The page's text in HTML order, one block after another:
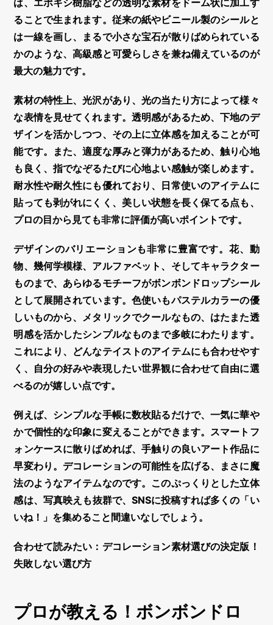
は、エポキシ樹脂などの透明な素材をドーム状に加工す
ることで生まれます。従来の紙やビニール製のシールと
は一線を画し、まるで小さな宝石が散りばめられている
かのような、高級感と可愛らしさを兼ね備えているのが
最大の魅力です。
素材の特性上、光沢があり、光の当たり方によって様々
な表情を見せてくれます。透明感があるため、下地のデ
ザインを活かしつつ、その上に立体感を加えることが可
能です。また、適度な厚みと弾力があるため、触り心地
も良く、指でなぞるたびに心地よい感触が楽しめます。
耐水性や耐久性にも優れており、日常使いのアイテムに
貼っても剥がれにくく、美しい状態を長く保てる点も、
プロの目から見ても非常に評価が高いポイントです。
デザインのバリエーションも非常に豊富です。花、動
物、幾何学模様、アルファベット、そしてキャラクター
ものまで、あらゆるモチーフがボンボンドロップシール
として展開されています。色使いもパステルカラーの優
しいものから、メタリックでクールなもの、はたまた透
明感を活かしたシンプルなものまで多岐にわたります。
これにより、どんなテイストのアイテムにも合わせやす
く、自分の好みや表現したい世界観に合わせて自由に選
べるのが嬉しい点です。
例えば、シンプルな手帳に数枚貼るだけで、一気に華や
かで個性的な印象に変えることができます。スマートフ
ォンケースに散りばめれば、手触りの良いアート作品に
早変わり。デコレーションの可能性を広げる、まさに魔
法のようなアイテムなのです。このぷっくりとした立体
感は、写真映えも抜群で、SNSに投稿すれば多くの「い
いね！」を集めること間違いなしでしょう。
合わせて読みたい：デコレーション素材選びの決定版！
失敗しない選び方
プロが教える！ボンボンドロ